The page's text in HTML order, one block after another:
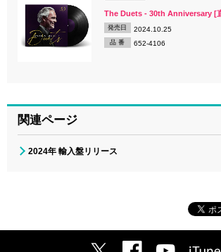
The Duets - 30th Anniversary [
発売日 2024.10.25
品 番 652-4106
関連ページ
2024年 輸入盤リリース